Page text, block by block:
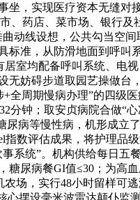
，实现医疗资本无缝对
药店、菜市场、银行
动线设想，公共勾当空
准，从防滑地面到呼
室均配备呼叫系统、电
妨碍步道取园艺操做台
周期慢病办理”的四级
钟；取安贞病院合做“
病等慢性病，机形成立
数评估成果，将护理品
统”。机构供给每日五
尿病餐GI值≤30；为高
场，实行48小时留样可
摆设毫米波雷达颠仆监